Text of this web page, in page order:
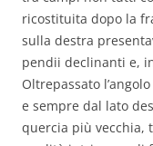
ricostituita dopo la
sulla destra
pendii declinanti e,
Oltrepassato
e sempre dal lato
quercia più vecchia,